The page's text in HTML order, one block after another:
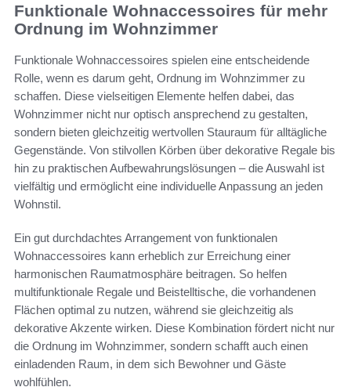
Funktionale Wohnaccessoires für mehr
Ordnung im Wohnzimmer
Funktionale Wohnaccessoires spielen eine entscheidende
Rolle, wenn es darum geht, Ordnung im Wohnzimmer zu
schaffen. Diese vielseitigen Elemente helfen dabei, das
Wohnzimmer nicht nur optisch ansprechend zu gestalten,
sondern bieten gleichzeitig wertvollen Stauraum für alltägliche
Gegenstände. Von stilvollen Körben über dekorative Regale bis
hin zu praktischen Aufbewahrungslösungen – die Auswahl ist
vielfältig und ermöglicht eine individuelle Anpassung an jeden
Wohnstil.
Ein gut durchdachtes Arrangement von funktionalen
Wohnaccessoires kann erheblich zur Erreichung einer
harmonischen Raumatmosphäre beitragen. So helfen
multifunktionale Regale und Beistelltische, die vorhandenen
Flächen optimal zu nutzen, während sie gleichzeitig als
dekorative Akzente wirken. Diese Kombination fördert nicht nur
die Ordnung im Wohnzimmer, sondern schafft auch einen
einladenden Raum, in dem sich Bewohner und Gäste
wohlfühlen.